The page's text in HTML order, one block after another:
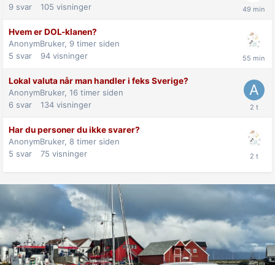
9 svar 105 visninger
Hvem er DOL-klanen?
AnonymBruker, 9 timer siden
5 svar 94 visninger
Lokal valuta når man handler i feks Sverige?
AnonymBruker, 16 timer siden
6 svar 134 visninger
Har du personer du ikke svarer?
AnonymBruker, 8 timer siden
5 svar 75 visninger